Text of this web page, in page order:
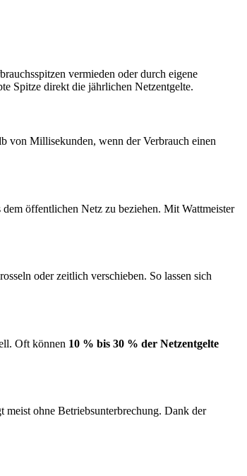
vermieden oder durch eigene
Spitze direkt die jährlichen Netzentgelte.
von Millisekunden, wenn der Verbrauch einen
öffentlichen Netz zu beziehen. Mit Wattmeister
oder zeitlich verschieben. So lassen sich
Oft können 10 % bis 30 % der Netzentgelte
ohne Betriebsunterbrechung. Dank der